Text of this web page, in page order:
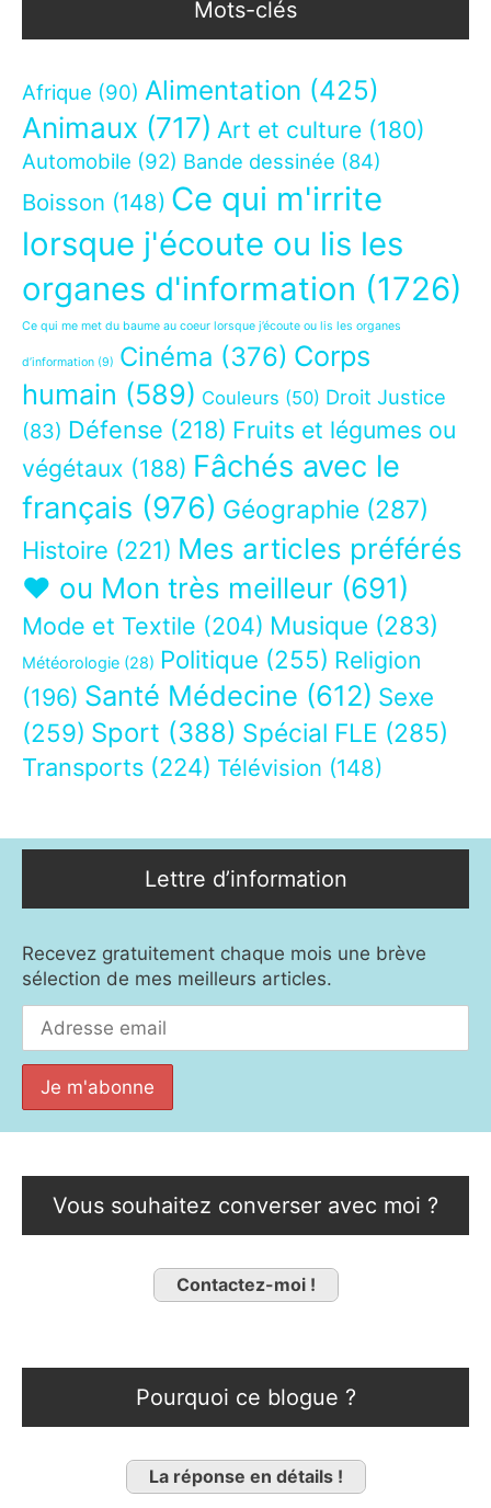
Mots-clés
Afrique (90) Alimentation (425)
Animaux (717) Art et culture (180)
Automobile (92) Bande dessinée (84)
Boisson (148) Ce qui m'irrite
lorsque j'écoute ou lis les
organes d'information (1726)
Ce qui me met du baume au coeur lorsque j’écoute ou lis les organes
d’information (9) Cinéma (376) Corps
humain (589) Couleurs (50) Droit Justice
(83) Défense (218) Fruits et légumes ou
végétaux (188) Fâchés avec le
français (976) Géographie (287)
Histoire (221) Mes articles préférés
❤ ou Mon très meilleur (691)
Mode et Textile (204) Musique (283)
Météorologie (28) Politique (255) Religion
(196) Santé Médecine (612) Sexe
(259) Sport (388) Spécial FLE (285)
Transports (224) Télévision (148)
Lettre d’information
Recevez gratuitement chaque mois une brève
sélection de mes meilleurs articles.
Vous souhaitez converser avec moi ?
Contactez-moi !
Pourquoi ce blogue ?
La réponse en détails !